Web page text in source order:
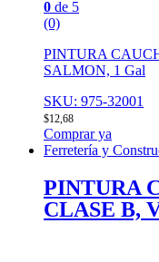
0 de 5
(0)
PINTURA
SALMON, 1 Gal
SKU: 975-32001
$12,68
Comprar ya
Ferretería y
PINTURA
CLASE B,